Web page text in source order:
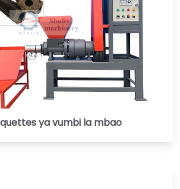
ya vumbi la mbao